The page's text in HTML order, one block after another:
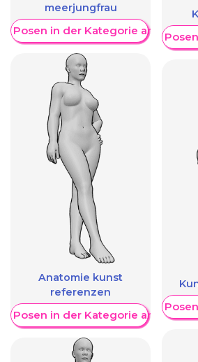
meerjungfrau
Posen in der Kategorie anzeigen
Anatomie kunst
referenzen
Posen in der Kategorie anzeigen
Weitere
Weitere